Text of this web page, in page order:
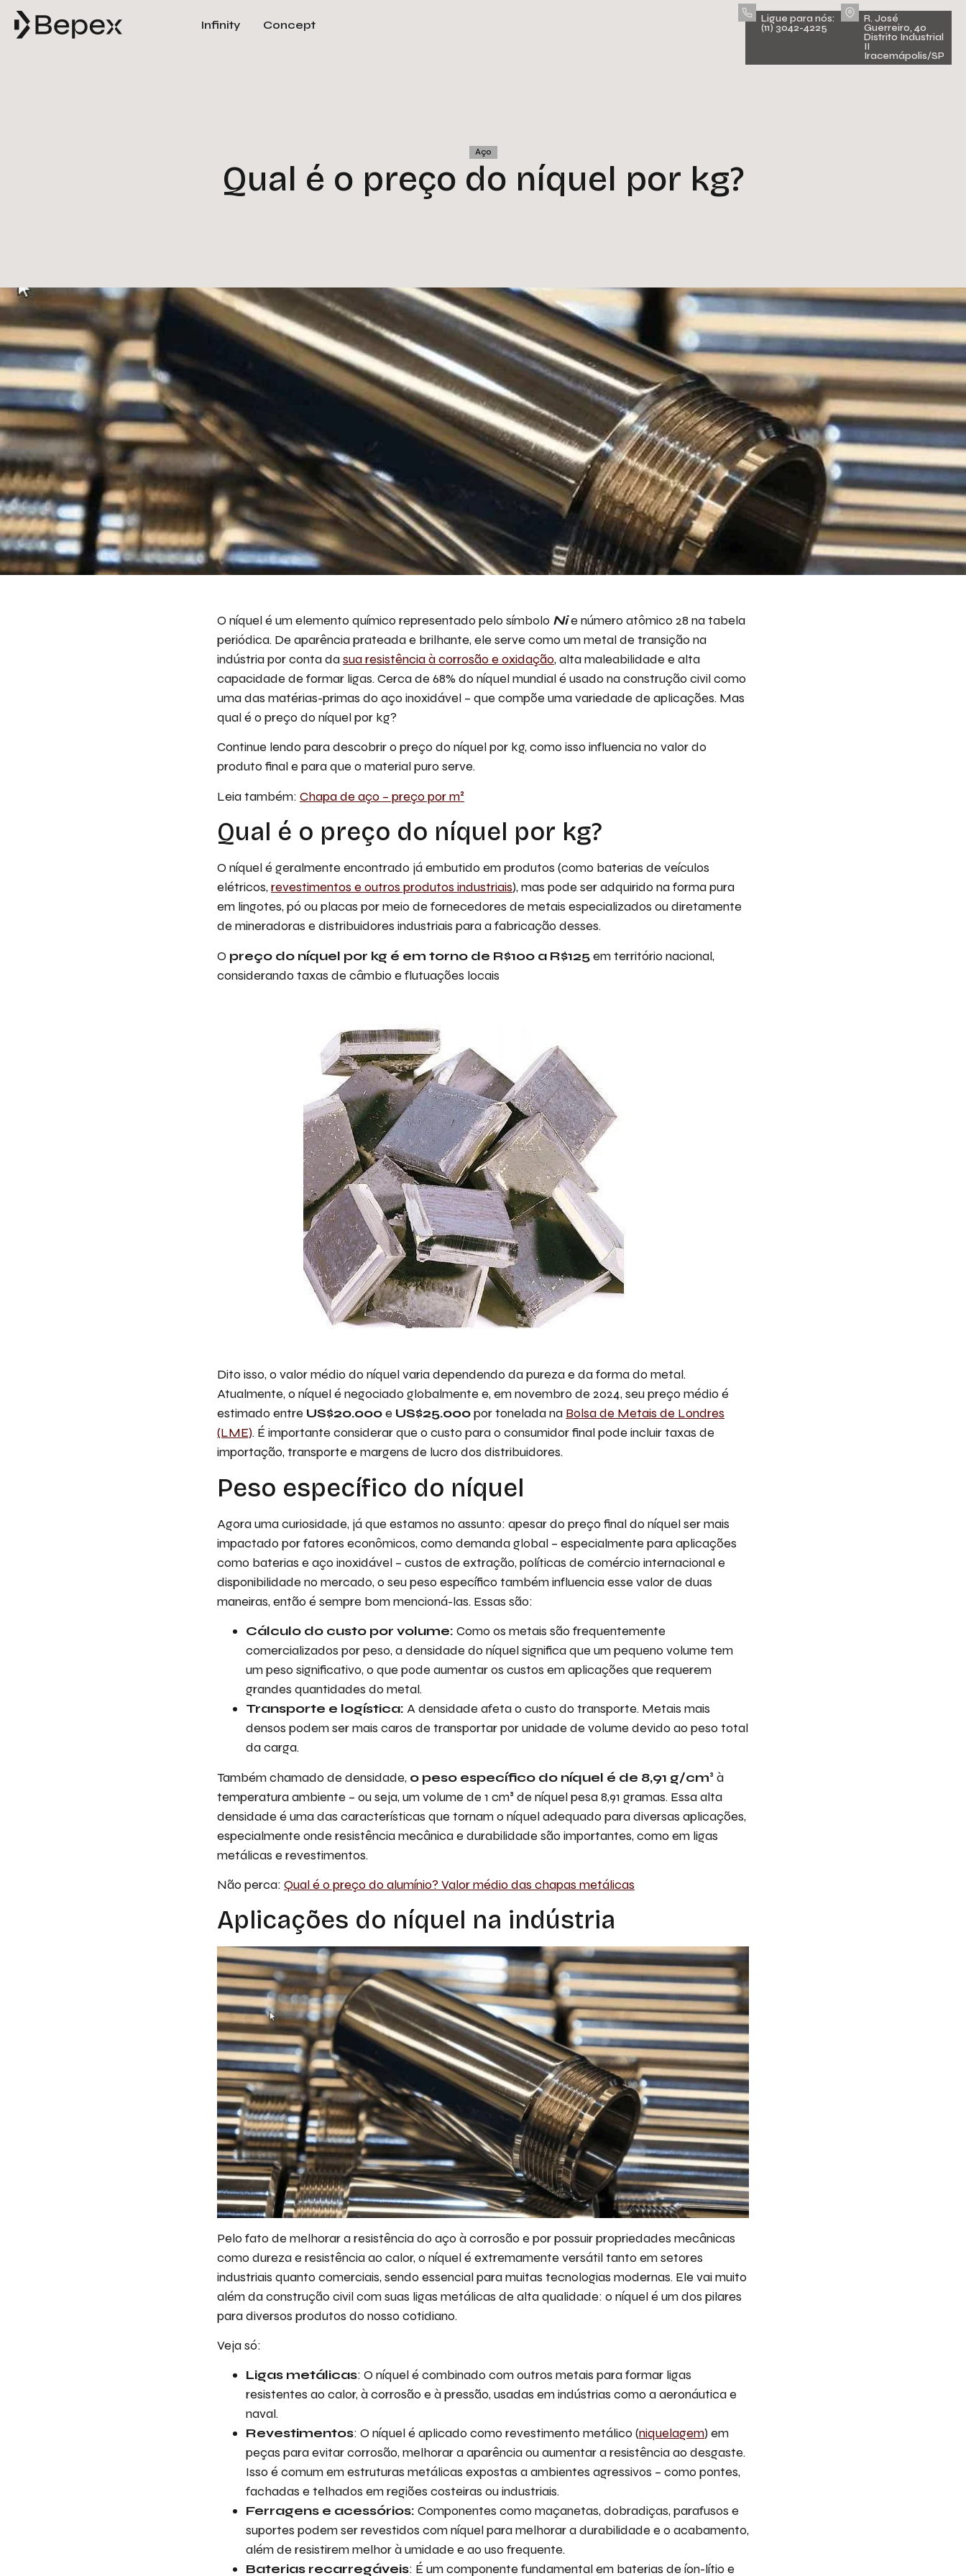
Infinity Concept
Ligue para nós:
(11) 3042-4225
R. José
Guerreiro, 40
Distrito Industrial
II
Iracemápolis/SP
Aço
Qual é o preço do níquel por kg?
O níquel é um elemento químico representado pelo símbolo Nie número atômico 28 na tabela
periódica. De aparência prateada e brilhante, ele serve como um metal de transição na
indústria por conta dasua resistência à corrosão e oxidação, alta maleabilidade e alta
capacidade de formar ligas. Cerca de 68% do níquel mundial é usado na construção civil como
uma das matérias-primas do aço inoxidável – que compõe uma variedade de aplicações. Mas
qual é o preço do níquel por kg?
Continue lendo para descobrir o preço do níquel por kg, como isso influencia no valor do
produto final e para que o material puro serve.
Leia também: Chapa de aço – preço por m²
Qual é o preço do níquel por kg?
O níquel é geralmente encontrado já embutido em produtos (como baterias de veículos
elétricos,revestimentos e outros produtos industriais), mas pode ser adquirido na forma pura
em lingotes, pó ou placas por meio de fornecedores de metais especializados ou diretamente
de mineradoras e distribuidores industriais para a fabricação desses.
O preço do níquel por kg é em torno de R$100 a R$125em território nacional,
considerando taxas de câmbio e flutuações locais
Dito isso, o valor médio do níquel varia dependendo da pureza e da forma do metal.
Atualmente, o níquel é negociado globalmente e, em novembro de 2024, seu preço médio é
estimado entre US$20.000e US$25.000por tonelada na Bolsa de Metais de Londres
(LME). É importante considerar que o custo para o consumidor final pode incluir taxas de
importação, transporte e margens de lucro dos distribuidores.
Peso específico do níquel
Agora uma curiosidade, já que estamos no assunto: apesar do preço final do níquel ser mais
impactado por fatores econômicos, como demanda global – especialmente para aplicações
como baterias e aço inoxidável – custos de extração, políticas de comércio internacional e
disponibilidade no mercado, o seu peso específico também influencia esse valor de duas
maneiras, então é sempre bom mencioná-las. Essas são:
Cálculo do custo por volume: Como os metais são frequentemente
comercializados por peso, a densidade do níquel significa que um pequeno volume tem
um peso significativo, o que pode aumentar os custos em aplicações que requerem
grandes quantidades do metal.
Transporte e logística: A densidade afeta o custo do transporte. Metais mais
densos podem ser mais caros de transportar por unidade de volume devido ao peso total
da carga.
Também chamado de densidade, o peso específico do níquel é de 8,91 g/cm³ à
temperatura ambiente – ou seja, um volume de 1 cm³ de níquel pesa 8,91 gramas. Essa alta
densidade é uma das características que tornam o níquel adequado para diversas aplicações,
especialmente onde resistência mecânica e durabilidade são importantes, como em ligas
metálicas e revestimentos.
Não perca: Qual é o preço do alumínio? Valor médio das chapas metálicas
Aplicações do níquel na indústria
Pelo fato de melhorar a resistência do aço à corrosão e por possuir propriedades mecânicas
como dureza e resistência ao calor, o níquel é extremamente versátil tanto em setores
industriais quanto comerciais, sendo essencial para muitas tecnologias modernas. Ele vai muito
além da construção civil com suas ligas metálicas de alta qualidade: o níquel é um dos pilares
para diversos produtos do nosso cotidiano.
Veja só:
Ligas metálicas: O níquel é combinado com outros metais para formar ligas
resistentes ao calor, à corrosão e à pressão, usadas em indústrias como a aeronáutica e
naval.
Revestimentos: O níquel é aplicado como revestimento metálico (niquelagem) em
peças para evitar corrosão, melhorar a aparência ou aumentar a resistência ao desgaste.
Isso é comum em estruturas metálicas expostas a ambientes agressivos – como pontes,
fachadas e telhados em regiões costeiras ou industriais.
Ferragens e acessórios: Componentes como maçanetas, dobradiças, parafusos e
suportes podem ser revestidos com níquel para melhorar a durabilidade e o acabamento,
além de resistirem melhor à umidade e ao uso frequente.
Baterias recarregáveis: É um componente fundamental em baterias de íon-lítio e